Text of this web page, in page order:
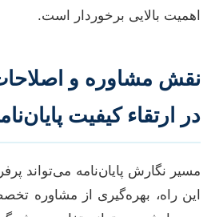
اهمیت بالایی برخوردار است.
نقش مشاوره و
در ارتقاء کیفیت
مسیر نگارش پایان‌نامه می‌تواند
این راه، بهره‌گیری از مشاوره